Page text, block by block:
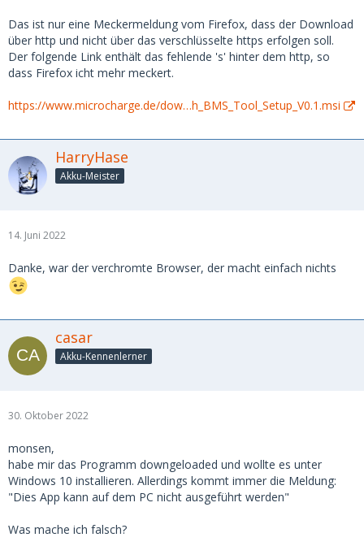
Das ist nur eine Meckermeldung vom Firefox, dass der Download
über http und nicht über das verschlüsselte https erfolgen soll.
Der folgende Link enthält das fehlende 's' hinter dem http, so
dass Firefox icht mehr meckert.
https://www.microcharge.de/dow…h_BMS_Tool_Setup_V0.1.msi
HarryHase
Akku-Meister
14. Juni 2022
Danke, war der verchromte Browser, der macht einfach nichts
casar
Akku-Kennenlerner
30. Oktober 2022
monsen,
habe mir das Programm downgeloaded und wollte es unter
Windows 10 installieren. Allerdings kommt immer die Meldung:
"Dies App kann auf dem PC nicht ausgeführt werden"
Was mache ich falsch?